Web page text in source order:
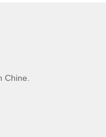
Chine.